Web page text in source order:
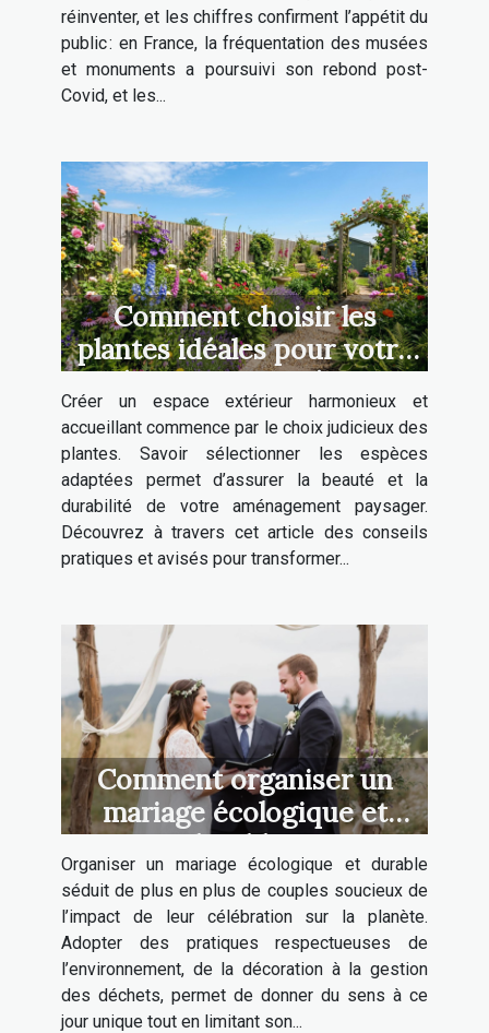
réinventer, et les chiffres confirment l’appétit du
public : en France, la fréquentation des musées
et monuments a poursuivi son rebond post-
Covid, et les...
Comment choisir les
plantes idéales pour votre
aménagement extérieur ?
Créer un espace extérieur harmonieux et
accueillant commence par le choix judicieux des
plantes. Savoir sélectionner les espèces
adaptées permet d’assurer la beauté et la
durabilité de votre aménagement paysager.
Découvrez à travers cet article des conseils
pratiques et avisés pour transformer...
Comment organiser un
mariage écologique et
durable ?
Organiser un mariage écologique et durable
séduit de plus en plus de couples soucieux de
l’impact de leur célébration sur la planète.
Adopter des pratiques respectueuses de
l’environnement, de la décoration à la gestion
des déchets, permet de donner du sens à ce
jour unique tout en limitant son...